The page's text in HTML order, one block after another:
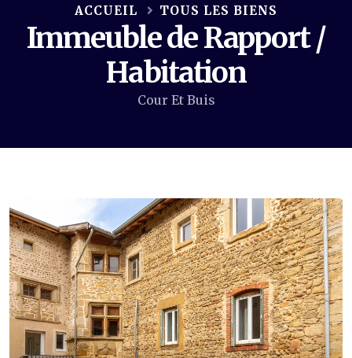
Immeuble de Rapport /
Habitation
Cour Et Buis
ACCUEIL TOUS LES BIENS